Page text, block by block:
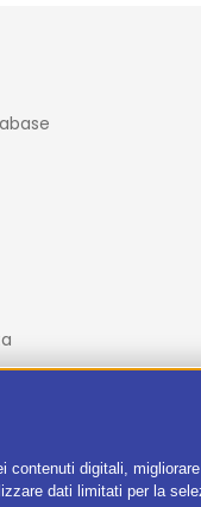
digitali,
dati limitati per la